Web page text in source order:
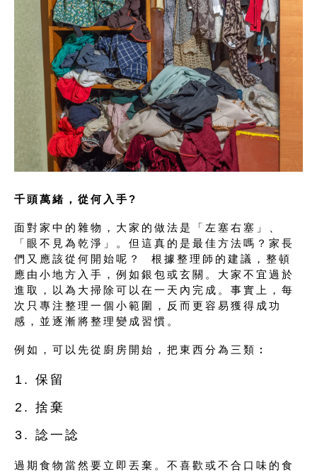
千頭萬緒，從何入手?
面對家中的雜物，大家的做法是「左塞右塞」、
「眼不見為乾淨」。但這真的是最佳方法嗎？家長
們又應該從何開始呢？ 根據整理師的建議，整頓
應由小地方入手，例如銀包或玄關。大家不宜過於
進取，以為大掃除可以在一天內完成。事實上，每
次只專注整理一個小範圍，反而更容易獲得成功
感，並逐漸將整理變成習慣。
例如，可以先從廚房開始，把東西分為三類︰
保留
捨棄
諗一諗
過期食物當然要立即丟棄。不喜歡或不合口味的食